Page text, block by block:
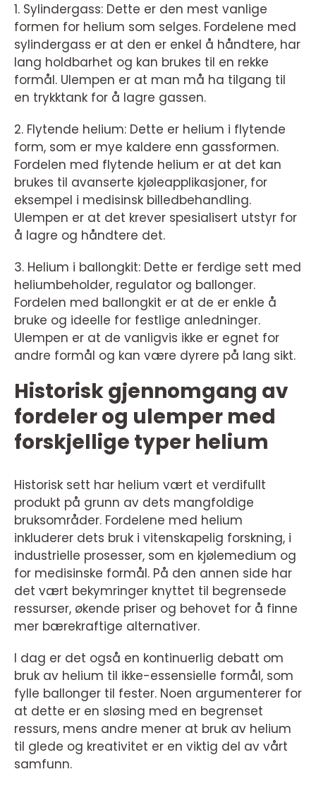
1. Sylindergass: Dette er den mest vanlige
formen for helium som selges. Fordelene med
sylindergass er at den er enkel å håndtere, har
lang holdbarhet og kan brukes til en rekke
formål. Ulempen er at man må ha tilgang til
en trykktank for å lagre gassen.
2. Flytende helium: Dette er helium i flytende
form, som er mye kaldere enn gassformen.
Fordelen med flytende helium er at det kan
brukes til avanserte kjøleapplikasjoner, for
eksempel i medisinsk billedbehandling.
Ulempen er at det krever spesialisert utstyr for
å lagre og håndtere det.
3. Helium i ballongkit: Dette er ferdige sett med
heliumbeholder, regulator og ballonger.
Fordelen med ballongkit er at de er enkle å
bruke og ideelle for festlige anledninger.
Ulempen er at de vanligvis ikke er egnet for
andre formål og kan være dyrere på lang sikt.
Historisk gjennomgang av
fordeler og ulemper med
forskjellige typer helium
Historisk sett har helium vært et verdifullt
produkt på grunn av dets mangfoldige
bruksområder. Fordelene med helium
inkluderer dets bruk i vitenskapelig forskning, i
industrielle prosesser, som en kjølemedium og
for medisinske formål. På den annen side har
det vært bekymringer knyttet til begrensede
ressurser, økende priser og behovet for å finne
mer bærekraftige alternativer.
I dag er det også en kontinuerlig debatt om
bruk av helium til ikke-essensielle formål, som
fylle ballonger til fester. Noen argumenterer for
at dette er en sløsing med en begrenset
ressurs, mens andre mener at bruk av helium
til glede og kreativitet er en viktig del av vårt
samfunn.